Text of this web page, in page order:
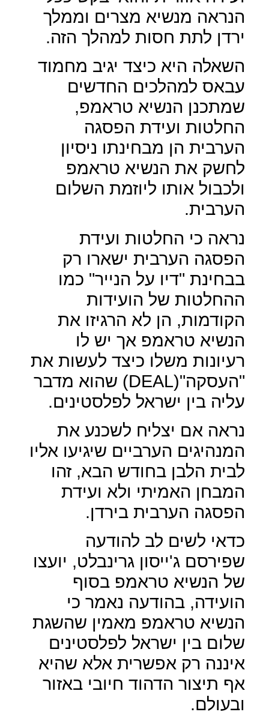
הנראה מנשיא מצרים וממלך
ירדן לתת חסות למהלך הזה.
השאלה היא כיצד יגיב מחמוד
עבאס למהלכים החדשים
שמתכנן הנשיא טראמפ,
החלטות ועידת הפסגה
הערבית הן מבחינתו ניסיון
לחשק את הנשיא טראמפ
ולכבול אותו ליוזמת השלום
הערבית.
נראה כי החלטות ועידת
הפסגה הערבית ישארו רק
בבחינת "דיו על הנייר" כמו
ההחלטות של הועידות
הקודמות, הן לא הרגיזו את
הנשיא טראמפ אך יש לו
רעיונות משלו כיצד לעשות את
"העסקה"DEAL)) שהוא מדבר
עליה בין ישראל לפלסטינים.
נראה אם יצליח לשכנע את
המנהיגים הערביים שיגיעו אליו
לבית הלבן בחודש הבא, זהו
המבחן האמיתי ולא ועידת
הפסגה הערבית בירדן.
כדאי לשים לב להודעה
שפירסם ג'ייסון גרינבלט, יועצו
של הנשיא טראמפ בסוף
הועידה, בהודעה נאמר כי
הנשיא טראמפ מאמין שהשגת
שלום בין ישראל לפלסטינים
איננה רק אפשרית אלא שהיא
אף תיצור הדהוד חיובי באזור
ובעולם.